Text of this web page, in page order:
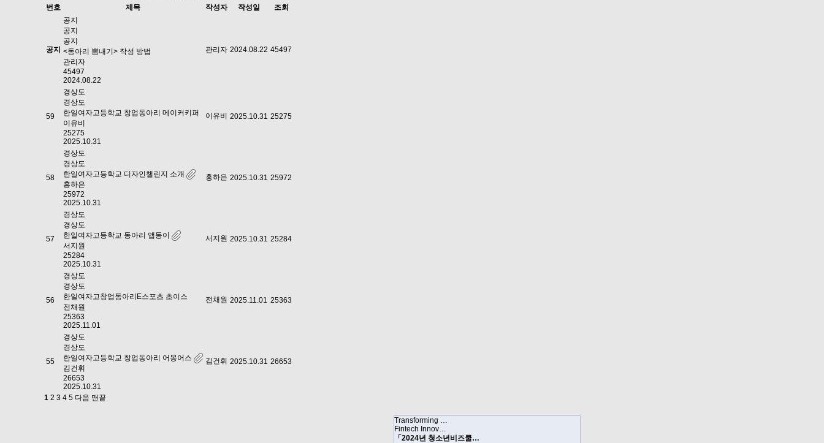
번호
제목 작성자 작성일 조회
공지
공지
공지
공지
<동아리 뽐내기> 작성 방법
관리자
45497
2024.08.22
관리자 2024.08.22 45497
59
경상도
경상도
한일여자고등학교 창업동아리 메이커키퍼
이유비
25275
2025.10.31
이유비 2025.10.31 25275
58
경상도
경상도
한일여자고등학교 디자인챌린지 소개
홍하은
25972
2025.10.31
홍하은 2025.10.31 25972
57
경상도
경상도
한일여자고등학교 동아리 앱동이
서지원
25284
2025.10.31
서지원 2025.10.31 25284
56
경상도
경상도
한일여자고창업동아리E스포츠 초이스
전채원
25363
2025.11.01
전채원 2025.11.01 25363
55
경상도
경상도
한일여자고등학교 창업동아리 어몽어스
김건휘
26653
2025.10.31
김건휘 2025.10.31 26653
1 2 3 4 5 다음 맨끝
Transforming …
Fintech Innov…
「2024년 청소년비즈쿨…